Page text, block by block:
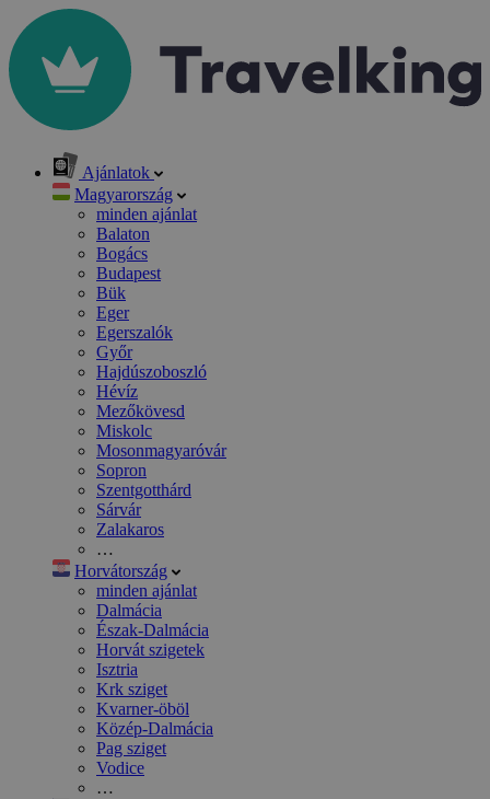
Ajánlatok
Magyarország
minden ajánlat
Balaton
Bogács
Budapest
Bük
Eger
Egerszalók
Győr
Hajdúszoboszló
Hévíz
Mezőkövesd
Miskolc
Mosonmagyaróvár
Sopron
Szentgotthárd
Sárvár
Zalakaros
…
Horvátország
minden ajánlat
Dalmácia
Észak-Dalmácia
Horvát szigetek
Isztria
Krk sziget
Kvarner-öböl
Közép-Dalmácia
Pag sziget
Vodice
…